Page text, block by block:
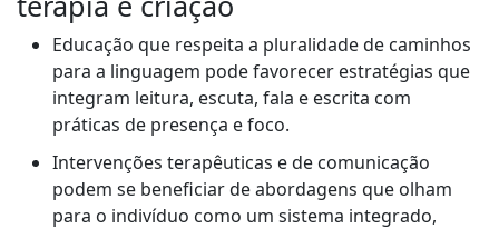
Educação que respeita a pluralidade de caminhos
para a linguagem pode favorecer estratégias que
integram leitura, escuta, fala e escrita com
práticas de presença e foco.
Intervenções terapêuticas e de comunicação
podem se beneficiar de abordagens que olham
para o indivíduo como um sistema integrado,